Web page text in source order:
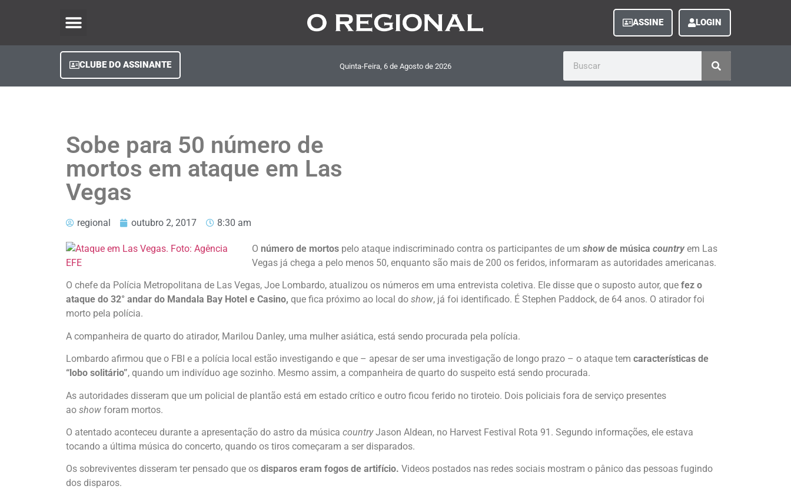
ASSINE LOGIN
CLUBE DO ASSINANTE Quinta-Feira, 6 de Agosto de 2026
Sobe para 50 número de
mortos em ataque em Las
Vegas
regional outubro 2, 2017 8:30 am
O número de mortos pelo ataque indiscriminado contra os participantes de um showde música country em Las
Vegas já chega a pelo menos 50, enquanto são mais de 200 os feridos, informaram as autoridades americanas.
O chefe da Polícia Metropolitana de Las Vegas, Joe Lombardo, atualizou os números em uma entrevista coletiva. Ele disse que o suposto autor, que fez o
ataque do 32° andar do Mandala Bay Hotel e Casino, que fica próximo ao local do show, já foi identificado. É Stephen Paddock, de 64 anos. O atirador foi
morto pela polícia.
A companheira de quarto do atirador, Marilou Danley, uma mulher asiática, está sendo procurada pela polícia.
Lombardo afirmou que o FBI e a polícia local estão investigando e que – apesar de ser uma investigação de longo prazo – o ataque tem características de
“lobo solitário”, quando um indivíduo age sozinho. Mesmo assim, a companheira de quarto do suspeito está sendo procurada.
As autoridades disseram que um policial de plantão está em estado crítico e outro ficou ferido no tiroteio. Dois policiais fora de serviço presentes
ao show foram mortos.
O atentado aconteceu durante a apresentação do astro da música countryJason Aldean, no Harvest Festival Rota 91. Segundo informações, ele estava
tocando a última música do concerto, quando os tiros começaram a ser disparados.
Os sobreviventes disseram ter pensado que os disparos eram fogos de artifício. Videos postados nas redes sociais mostram o pânico das pessoas fugindo
dos disparos.